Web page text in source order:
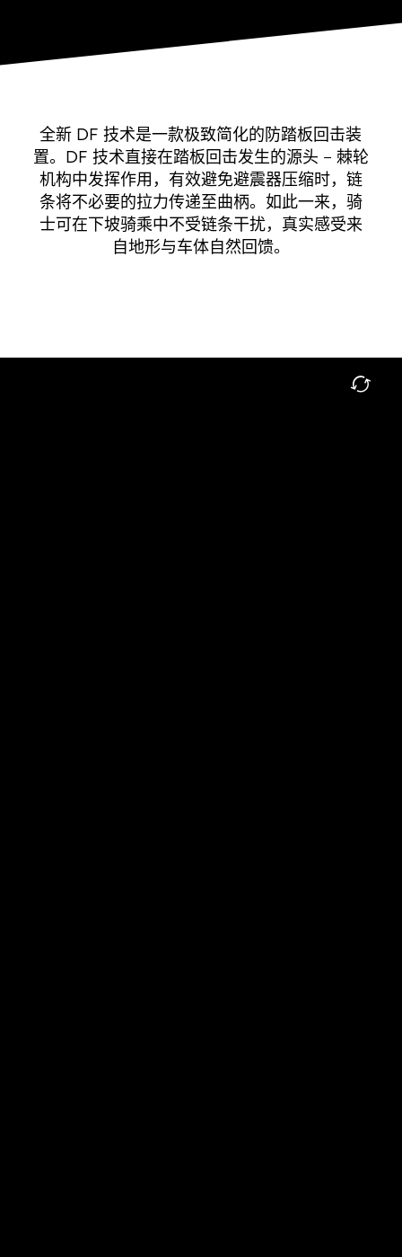
全新 DF 技术是一款极致简化的防踏板回击装
置。DF 技术直接在踏板回击发生的源头 – 棘轮
机构中发挥作用，有效避免避震器压缩时，链
条将不必要的拉力传递至曲柄。如此一来，骑
士可在下坡骑乘中不受链条干扰，真实感受来
自地形与车体自然回馈。